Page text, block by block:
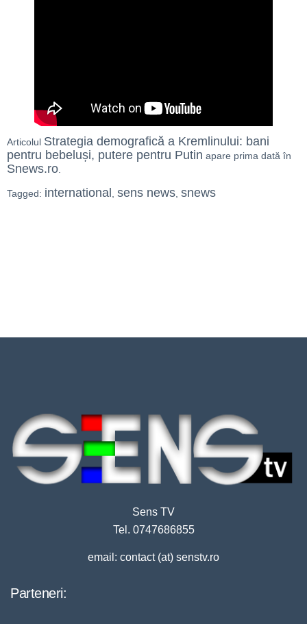
Articolul Strategia demografică a Kremlinului: bani
pentru bebeluși, putere pentru Putin apare prima dată în
Snews.ro.
Tagged: international sens news snews
Sens TV
Tel. 0747686855
email: contact (at) senstv.ro
Parteneri: